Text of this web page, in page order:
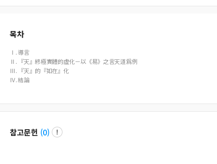
極性意義, 則極其容易使得宇宙以及構成著宇宙的人與萬物的生命完全墮落爲惰
&#33289;中形成了獨特的理解『天』的形態：『如在』。&#23427;實質上著
목차
Ⅰ. 導言
Ⅱ. 『天』終極實體的虛化－以《易》之言天道爲例
Ⅲ. 『天』的『如在』化
Ⅳ. 結論
참고문헌 (0)